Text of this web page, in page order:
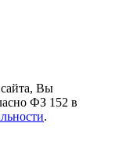
Вы
ФЗ 152 в
.